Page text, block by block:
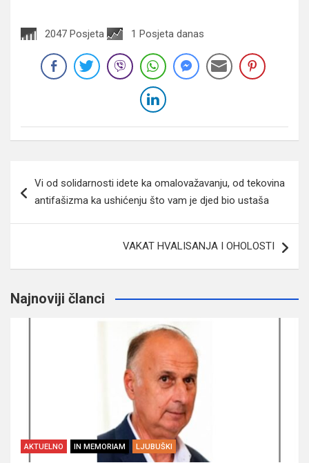
2047 Posjeta 1 Posjeta danas
članaka
Vi od solidarnosti idete ka omalovažavanju, od tekovina
antifašizma ka ushićenju što vam je djed bio ustaša
VAKAT HVALISANJA I OHOLOSTI
Najnoviji članci
AKTUELNO IN MEMORIAM LJUBUŠKI